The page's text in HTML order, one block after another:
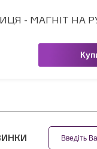
- МАГНІТ НА